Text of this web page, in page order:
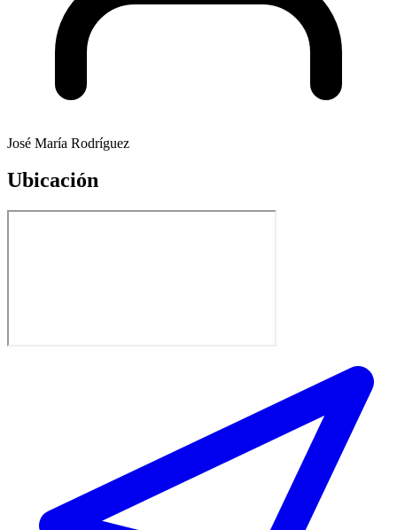
José María Rodríguez
Ubicación